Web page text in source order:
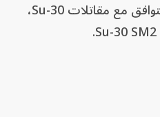
الجوية، ما يوفر درجة من التوافق مع مقاتلات Su-30،